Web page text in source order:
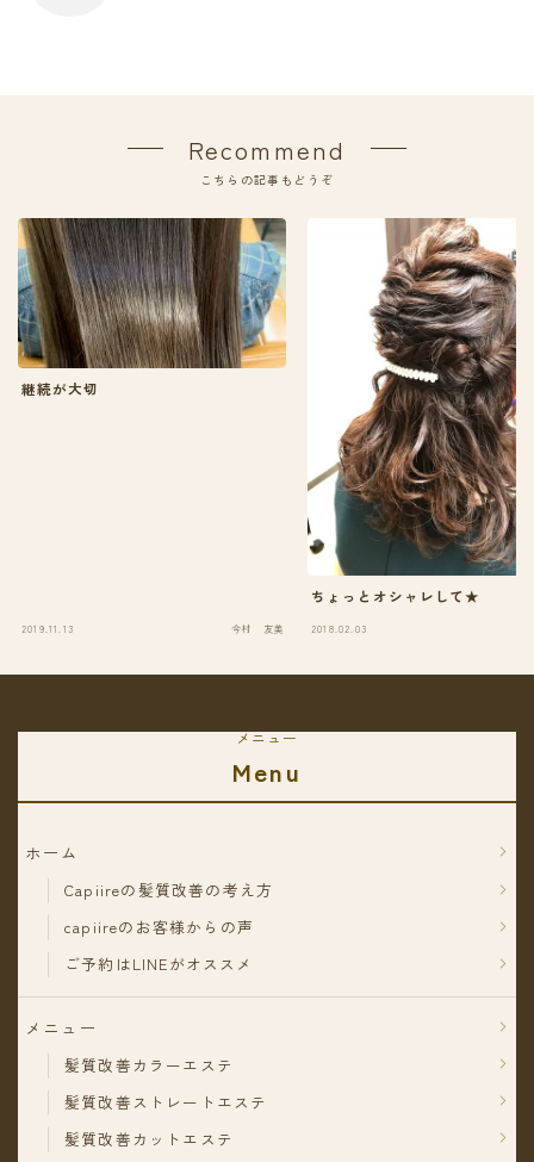
Recommend
こちらの記事もどうぞ
継続が大切
2019.11.13 今村 友美
ちょっとオシャレして★
2018.02.03
メニュー
Menu
ホーム
Capiireの髪質改善の考え方
capiireのお客様からの声
ご予約はLINEがオススメ
メニュー
髪質改善カラーエステ
髪質改善ストレートエステ
髪質改善カットエステ